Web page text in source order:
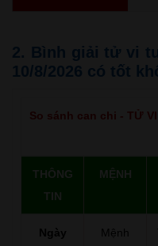
2. Bình giải tử vi
10/8/2026 có tốt
So sánh can chi - TỬ VI
THÔNG
TIN
MỆNH
Ngày
Mệnh